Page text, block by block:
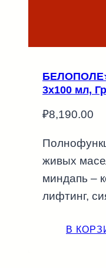
3х100 мл,
₽8,190.00
живых
миндапь –
лифтинг,
В